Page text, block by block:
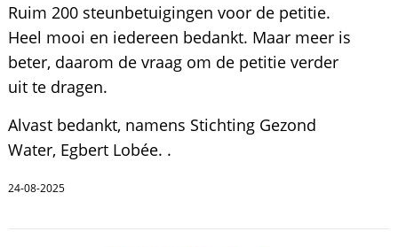
Ruim 200 steunbetuigingen voor de petitie.
Heel mooi en iedereen bedankt. Maar meer is
beter, daarom de vraag om de petitie verder
uit te dragen.
Alvast bedankt, namens Stichting Gezond
Water, Egbert Lobée. .
24-08-2025